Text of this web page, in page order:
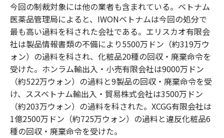
今回の制裁対象には他の業者も含まれている。ベトナム
医薬品管理局によると、IWONベトナムは今回の処分で
最も高い過料を科された会社である。エリスカオ有限会
社は製品情報書類の不備により5500万ドン（約319万ウ
ォン）の過料を科され、化粧品20種の回収・廃棄命令を
受けた。ホンラム輸出入・小売有限会社は9000万ドン
（約522万ウォン）の過料と9製品の回収・廃棄命令を受
け、ススベトナム輸出入・貿易株式会社は3500万ドン
（約203万ウォン）の過料を科された。XCGG有限会社は
1億2500万ドン（約725万ウォン）の過料と違反化粧品6
種の回収・廃棄命令を受けた。